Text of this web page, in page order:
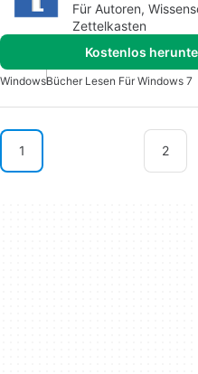
Für Autoren,
Zettelkasten
Kostenlos
WindowsBücher Lesen Für Windows 7
1 2